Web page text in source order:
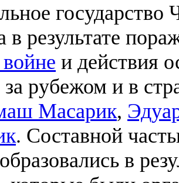
государство
в результате
и действия
за рубежом и в
Масарик,
. Составной
в